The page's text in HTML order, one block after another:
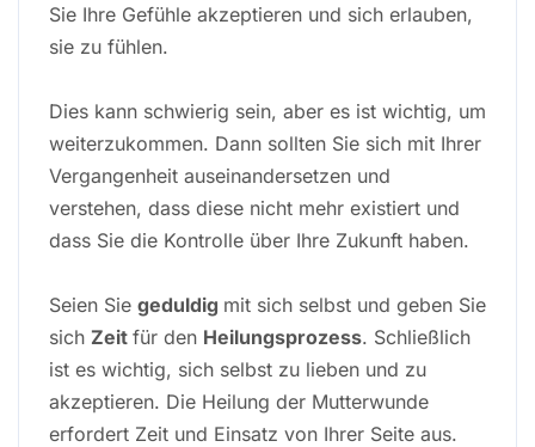
Sie Ihre Gefühle akzeptieren und sich erlauben,
sie zu fühlen.
Dies kann schwierig sein, aber es ist wichtig, um
weiterzukommen. Dann sollten Sie sich mit Ihrer
Vergangenheit auseinandersetzen und
verstehen, dass diese nicht mehr existiert und
dass Sie die Kontrolle über Ihre Zukunft haben.
Seien Sie geduldig mit sich selbst und geben Sie
sich Zeit für den Heilungsprozess. Schließlich
ist es wichtig, sich selbst zu lieben und zu
akzeptieren. Die Heilung der Mutterwunde
erfordert Zeit und Einsatz von Ihrer Seite aus.